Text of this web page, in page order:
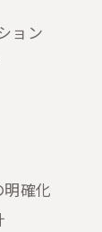
ョン
確化